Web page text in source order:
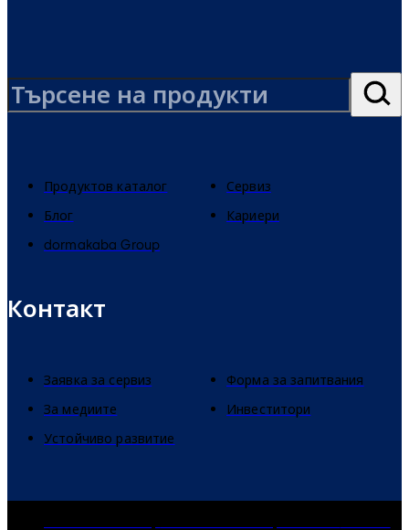
Продуктов каталог
Сервиз
Блог
Кариери
dormakaba Group
Контакт
Заявка за сервиз
Форма за запитвания
За медиите
Инвеститори
Устойчиво развитие